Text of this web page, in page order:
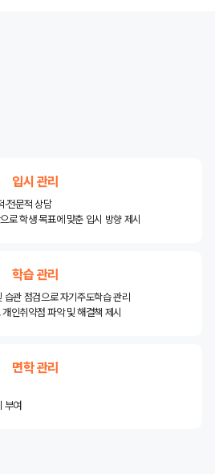
입시 관리
·전문적 상담
로 학생 목표에 맞춘 입시 방향 제시
학습 관리
관 점검으로 자기주도학습 관리
인취약점 파악 및 해결책 제시
면학 관리
부여